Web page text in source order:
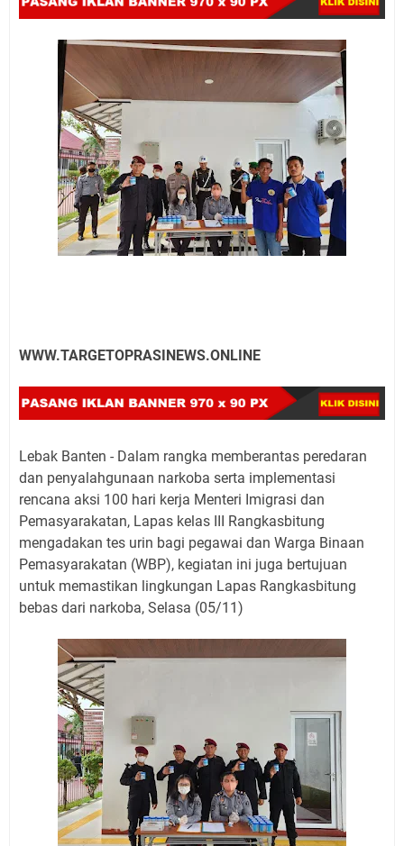
WWW.TARGETOPRASINEWS.ONLINE
Lebak Banten - Dalam rangka memberantas peredaran
dan penyalahgunaan narkoba serta implementasi
rencana aksi 100 hari kerja Menteri Imigrasi dan
Pemasyarakatan, Lapas kelas III Rangkasbitung
mengadakan tes urin bagi pegawai dan Warga Binaan
Pemasyarakatan (WBP), kegiatan ini juga bertujuan
untuk memastikan lingkungan Lapas Rangkasbitung
bebas dari narkoba, Selasa (05/11)